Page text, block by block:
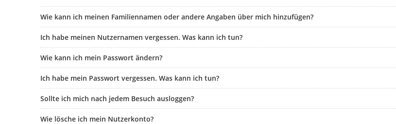
Wie kann ich meinen Familiennamen oder andere Angaben über mich hinzufügen?
Ich habe meinen Nutzernamen vergessen. Was kann ich tun?
Wie kann ich mein Passwort ändern?
Ich habe mein Passwort vergessen. Was kann ich tun?
Sollte ich mich nach jedem Besuch ausloggen?
Wie lösche ich mein Nutzerkonto?